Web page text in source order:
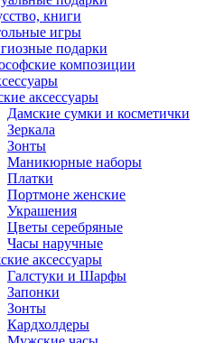
книги
игры
подарки
композиции
аксессуары
Дамские сумки и косметички
Зеркала
Зонты
Маникюрные наборы
Платки
Портмоне женские
Украшения
Цветы серебряные
Часы наручные
аксессуары
Галстуки и Шарфы
Запонки
Зонты
Кардхолдеры